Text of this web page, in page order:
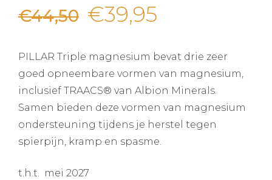
€44,50 Oorspronkelijke
was:
€44,50.
€39,95
prijs
is:
€39,95.
PILLAR Triple magnesium bevat drie zeer
goed opneembare vormen van magnesium,
inclusief TRAACS® van Albion Minerals.
Samen bieden deze vormen van magnesium
ondersteuning tijdens je herstel tegen
spierpijn, kramp en spasme.
t.h.t. mei 2027